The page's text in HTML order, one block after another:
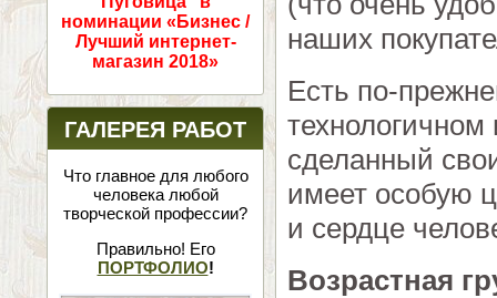
номинации «Бизнес /
Лучший интернет-
магазин 2018»
ГАЛЕРЕЯ РАБОТ
Что главное для любого
человека любой
творческой профессии?
Правильно! Его
ПОРТФОЛИО!
наших
Есть по-
сделанный
имеет особую
и сердце
Возрастная